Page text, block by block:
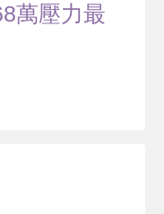
萬壓力最